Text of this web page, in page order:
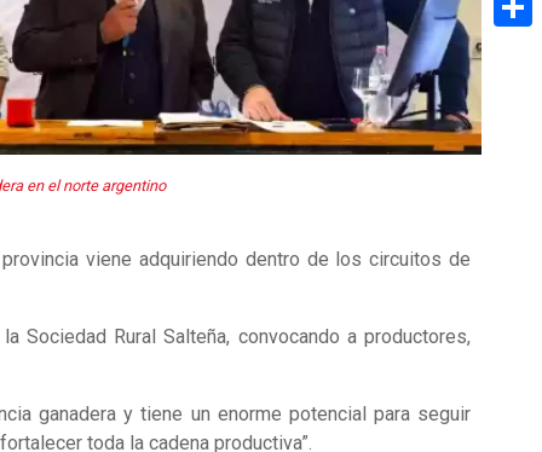
en el norte argentino
viene adquiriendo dentro de los circuitos de
Rural Salteña, convocando a productores,
ganadera y tiene un enorme potencial para seguir
toda la cadena productiva”.